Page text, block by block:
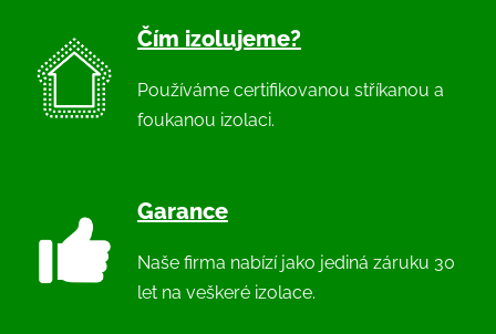
Čím izolujeme?
Používáme certifikovanou stříkanou a
foukanou izolaci.
Garance
Naše firma nabízí jako jediná záruku 30
let na veškeré izolace.